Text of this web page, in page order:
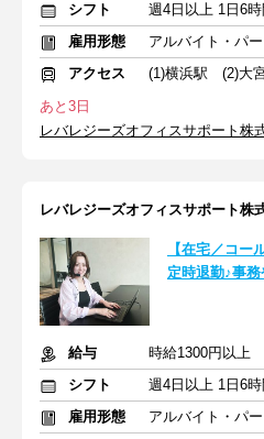
シフト
週4日以上 1日6
雇用形態
アルバイト・パー
アクセス
(1)横浜駅 (2)大
あと3日
レバレジーズオフィスサポート株
レバレジーズオフィスサポート株
【在宅／コ
定時退勤♪事
給与
時給1300円以上
シフト
週4日以上 1日6
雇用形態
アルバイト・パー